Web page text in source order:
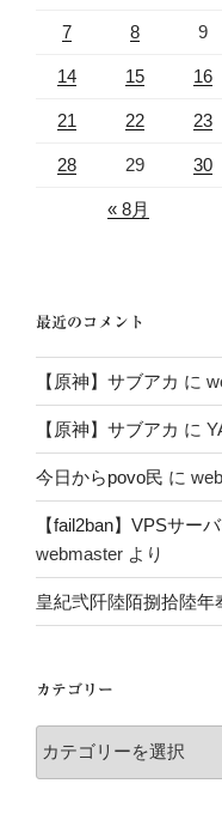
7 8 9
14 15 16
21 22 23
28 29 30
« 8月
最近のコメント
【原神】サブアカ に
【原神】サブアカ に
今日からpovo民 に
【fail2ban】VPSサー
webmaster より
皇紀弐阡陸陌捌拾陸年
カテゴリー
テ